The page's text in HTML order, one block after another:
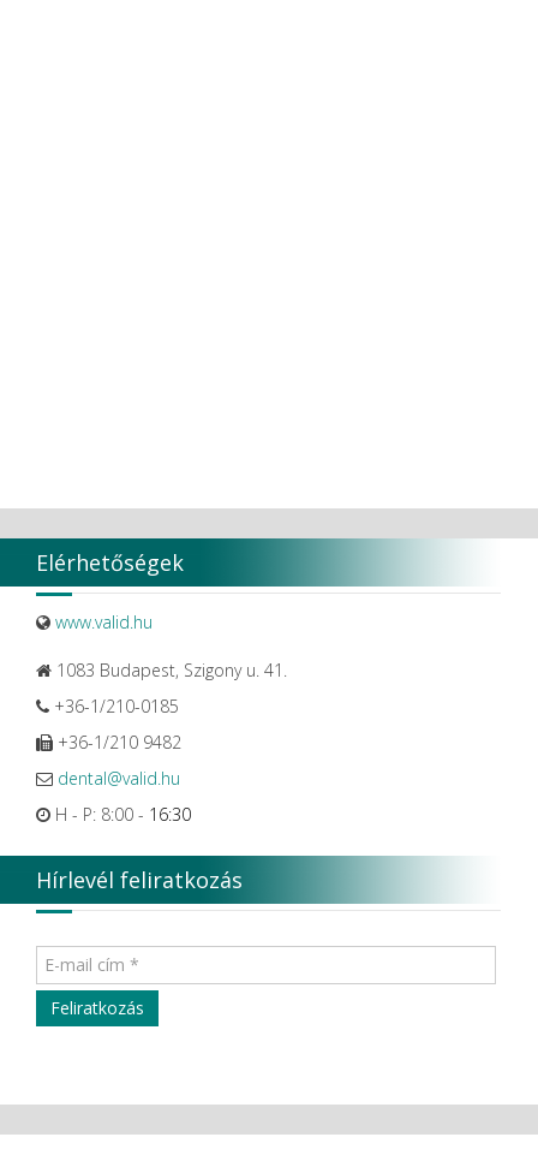
Elérhetőségek
www.valid.hu
1083 Budapest, Szigony u. 41.
+36-1/210-0185
+36-1/210 9482
dental@valid.hu
H - P: 8:00 - 16:30
Hírlevél feliratkozás